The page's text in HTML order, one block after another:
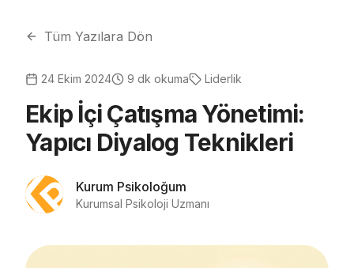
Tüm Yazılara Dön
24 Ekim 2024 9 dk okuma Liderlik
Ekip İçi Çatışma Yönetimi:
Yapıcı Diyalog Teknikleri
Kurum Psikoloğum
Kurumsal Psikoloji Uzmanı